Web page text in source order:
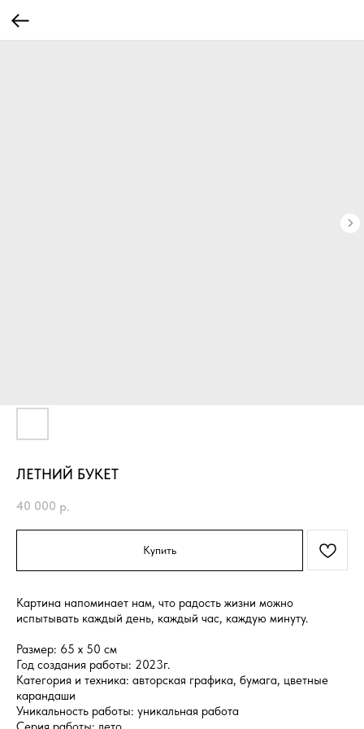
ЛЕТНИЙ БУКЕТ
40 000 р.
Купить
Картина напоминает нам, что радость жизни можно
испытывать каждый день, каждый час, каждую минуту.
Размер: 65 x 50 см
Год создания работы: 2023г.
Категория и техника: авторская графика, бумага, цветные
карандаши
Уникальность работы: уникальная работа